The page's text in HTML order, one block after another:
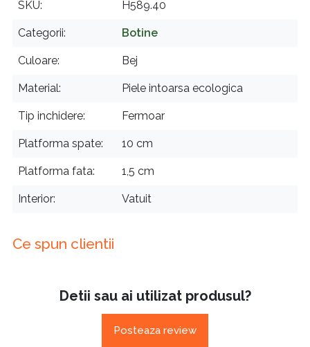
SKU H589.40
Categorii Botine
Culoare Bej
Material Piele intoarsa ecologica
Tip inchidere Fermoar
Platforma spate 10 cm
Platforma fata 1,5 cm
Interior Vatuit
Ce spun clientii
Detii sau ai utilizat produsul?
Posteaza review